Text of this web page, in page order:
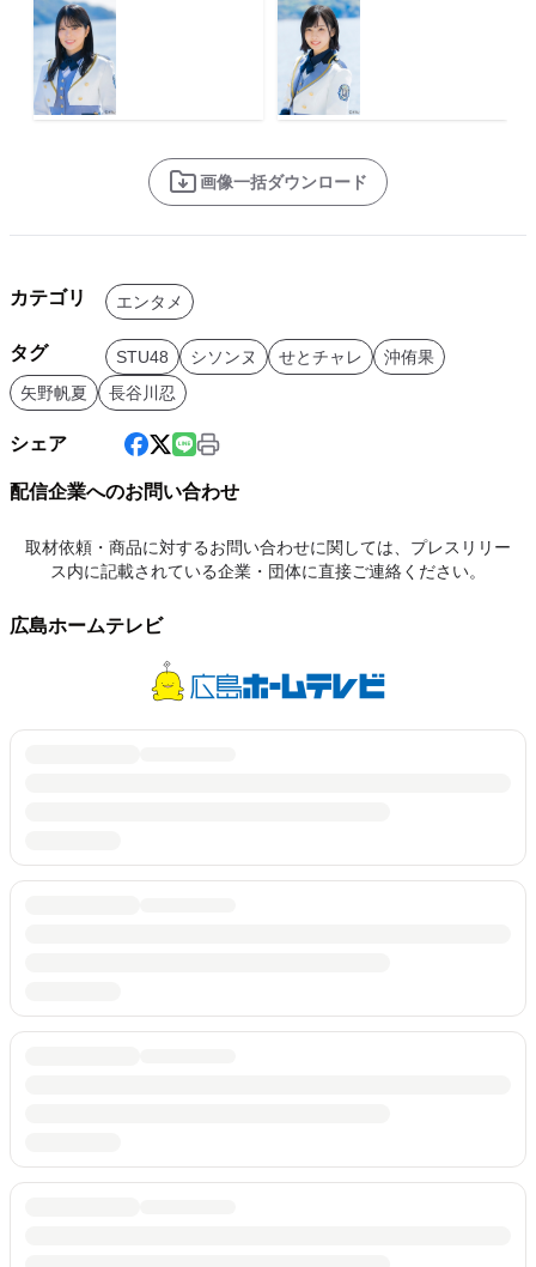
画像一括ダウンロード
カテゴリ エンタメ
タグ STU48 シソンヌ せとチャレ
沖侑果
矢野帆夏
長谷川忍
シェア
配信企業へのお問い合わせ
取材依頼・商品に対するお問い合わせに関しては、プレスリリー
ス内に記載されている企業・団体に直接ご連絡ください。
広島ホームテレビ